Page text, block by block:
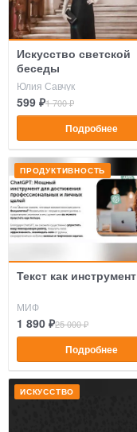
Искусство светской
беседы
Юлия Савчук
599 ₽1 700 ₽
Подробнее
ПРОДУКТИВНОСТЬ
Текст как инструмент
МИФ
1 890 ₽25 000 ₽
Подробнее
ИСКУССТВО